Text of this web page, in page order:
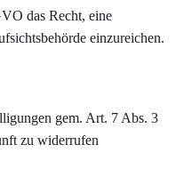
das Recht, eine
einzureichen.
gem. Art. 7 Abs. 3
zu widerrufen